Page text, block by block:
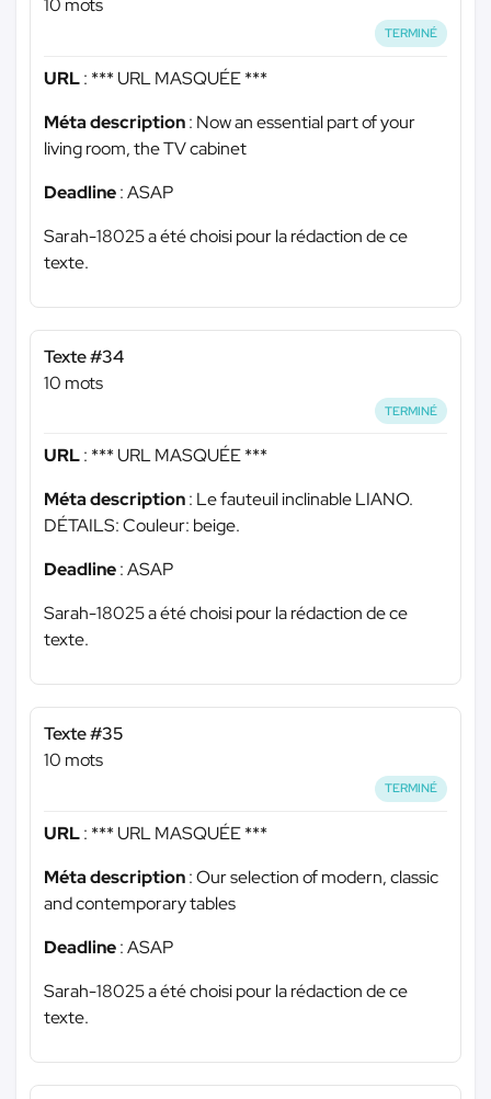
10 mots
TERMINÉ
URL: *** URL MASQUÉE ***
Méta description: Now an essential part of your
living room, the TV cabinet
Deadline: ASAP
Sarah-18025 a été choisi pour la rédaction de ce
texte.
Texte #34
10 mots
TERMINÉ
URL: *** URL MASQUÉE ***
Méta description: Le fauteuil inclinable LIANO.
DÉTAILS: Couleur: beige.
Deadline: ASAP
Sarah-18025 a été choisi pour la rédaction de ce
texte.
Texte #35
10 mots
TERMINÉ
URL: *** URL MASQUÉE ***
Méta description: Our selection of modern, classic
and contemporary tables
Deadline: ASAP
Sarah-18025 a été choisi pour la rédaction de ce
texte.